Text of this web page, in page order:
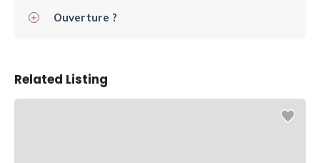
Ouverture ?
Related Listing